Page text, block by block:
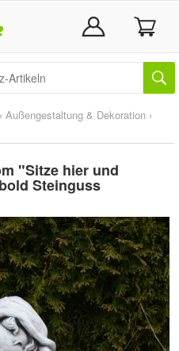
› Außengestaltung & Dekoration ›
"Sitze hier und
Steinguss